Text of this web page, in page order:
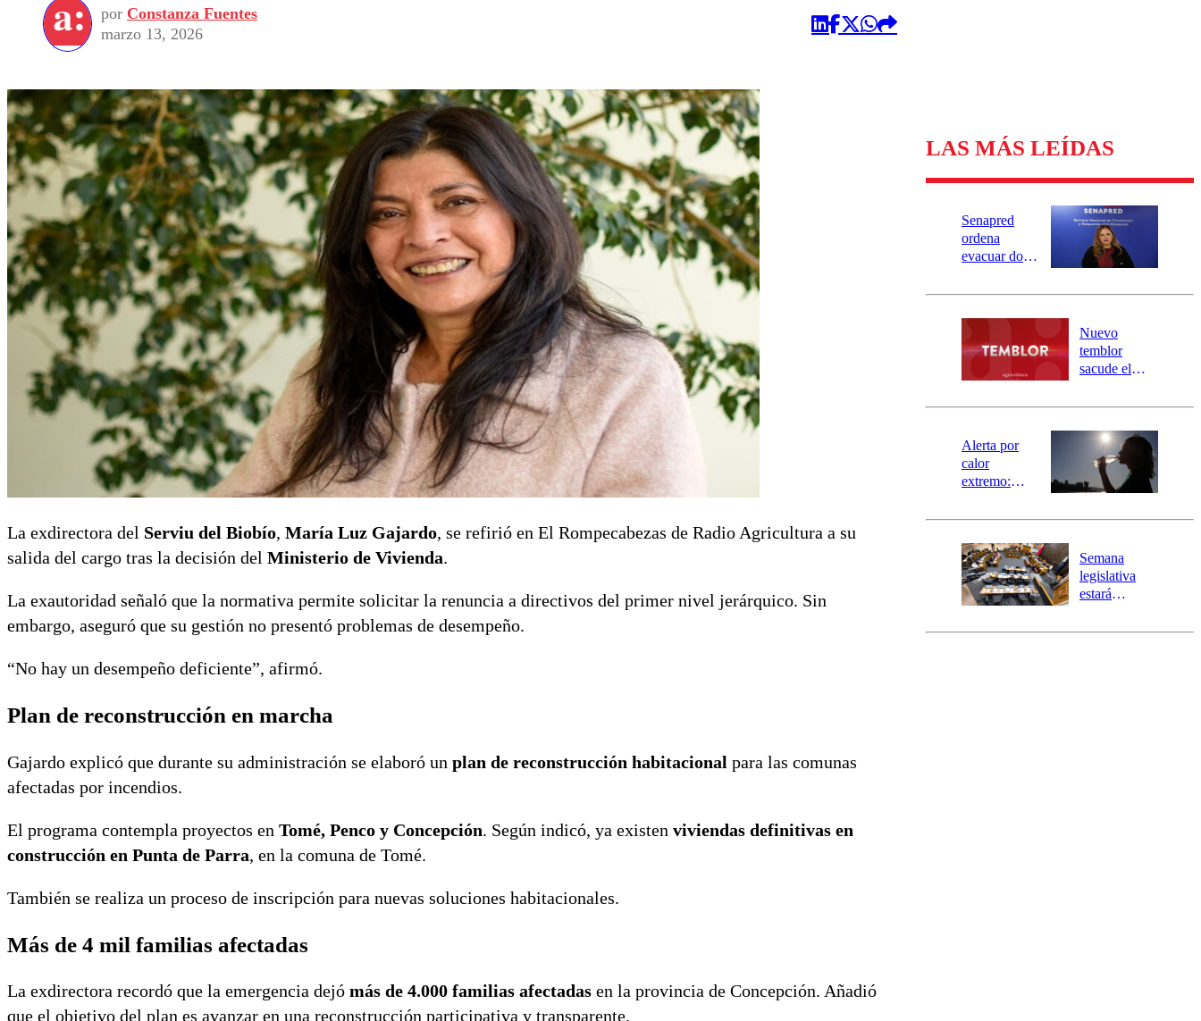
por Constanza Fuentes
marzo 13, 2026
La exdirectora del Serviu del Biobío, María Luz Gajardo, se refirió en El Rompecabezas de Radio Agricultura a su
salida del cargo tras la decisión del Ministerio de Vivienda.
La exautoridad señaló que la normativa permite solicitar la renuncia a directivos del primer nivel jerárquico. Sin
embargo, aseguró que su gestión no presentó problemas de desempeño.
“No hay un desempeño deficiente”, afirmó.
Plan de reconstrucción en marcha
Gajardo explicó que durante su administración se elaboró un plan de reconstrucción habitacional para las comunas
afectadas por incendios.
El programa contempla proyectos en Tomé, Penco y Concepción. Según indicó, ya existen viviendas definitivas en
construcción en Punta de Parra, en la comuna de Tomé.
También se realiza un proceso de inscripción para nuevas soluciones habitacionales.
Más de 4 mil familias afectadas
La exdirectora recordó que la emergencia dejó más de 4.000 familias afectadas en la provincia de Concepción. Añadió
que el objetivo del plan es avanzar en una reconstrucción participativa y transparente.
LAS MÁS LEÍDAS
Senapred
ordena
evacuar dos
Carahue por
río Damas:
activa
mensajería
SAE
Nuevo
temblor
sacude el
revisa la
epicentro
Alerta por
calor
extremo:
activa Alerta
Preventiva en
tres comunas
Semana
legislativa
estará
el fin de la